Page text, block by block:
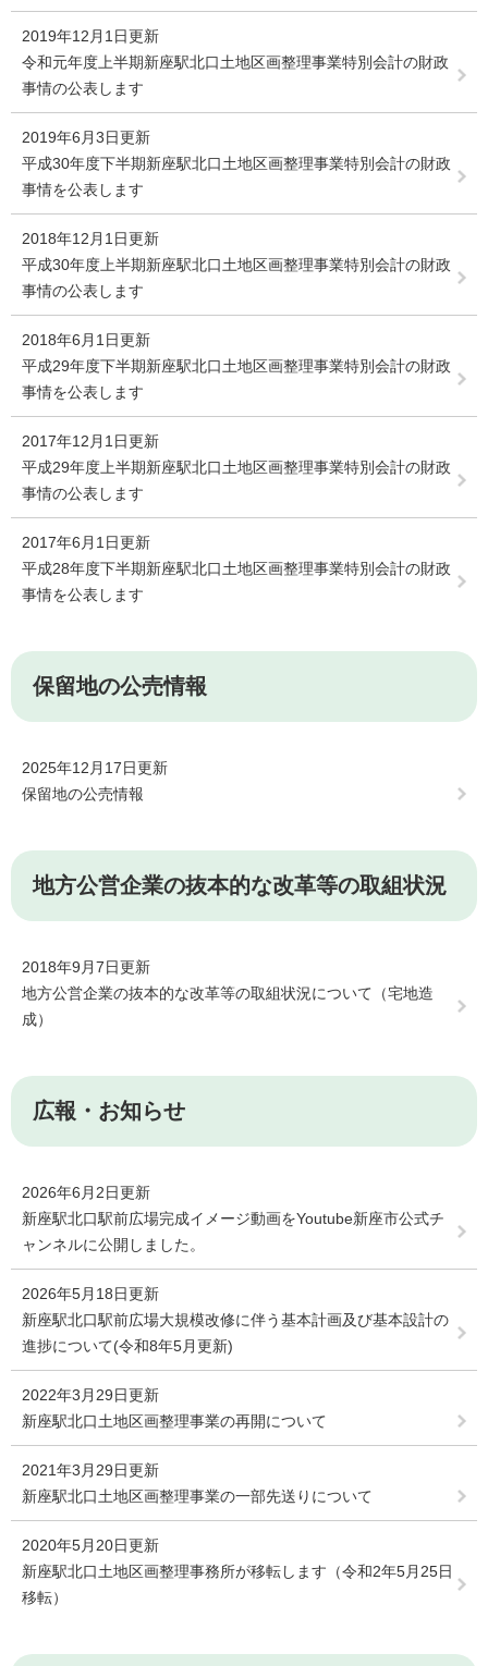
2019年12月1日更新
令和元年度上半期新座駅北口土地区画整理事業特別会計の財政
事情の公表します
2019年6月3日更新
平成30年度下半期新座駅北口土地区画整理事業特別会計の財政
事情を公表します
2018年12月1日更新
平成30年度上半期新座駅北口土地区画整理事業特別会計の財政
事情の公表します
2018年6月1日更新
平成29年度下半期新座駅北口土地区画整理事業特別会計の財政
事情を公表します
2017年12月1日更新
平成29年度上半期新座駅北口土地区画整理事業特別会計の財政
事情の公表します
2017年6月1日更新
平成28年度下半期新座駅北口土地区画整理事業特別会計の財政
事情を公表します
保留地の公売情報
2025年12月17日更新
保留地の公売情報
地方公営企業の抜本的な改革等の取組状況
2018年9月7日更新
地方公営企業の抜本的な改革等の取組状況について（宅地造
成）
広報・お知らせ
2026年6月2日更新
新座駅北口駅前広場完成イメージ動画をYoutube新座市公式チ
ャンネルに公開しました。
2026年5月18日更新
新座駅北口駅前広場大規模改修に伴う基本計画及び基本設計の
進捗について(令和8年5月更新)
2022年3月29日更新
新座駅北口土地区画整理事業の再開について
2021年3月29日更新
新座駅北口土地区画整理事業の一部先送りについて
2020年5月20日更新
新座駅北口土地区画整理事務所が移転します（令和2年5月25日
移転）